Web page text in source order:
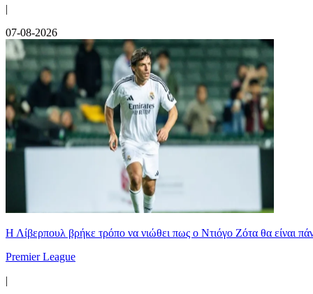
|
07-08-2026
Η Λίβερπουλ βρήκε τρόπο να νιώθει πως ο Ντιόγο Ζότα θα είναι
Premier League
|